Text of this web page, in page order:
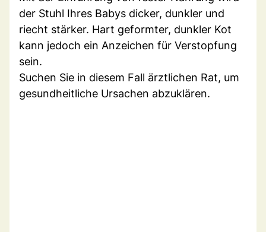
der Stuhl Ihres Babys dicker, dunkler und
riecht stärker. Hart geformter, dunkler Kot
kann jedoch ein Anzeichen für Verstopfung
sein.
Suchen Sie in diesem Fall ärztlichen Rat, um
gesundheitliche Ursachen abzuklären.